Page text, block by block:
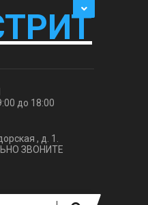
до 18:00
, д. 1.
ЗВОНИТЕ